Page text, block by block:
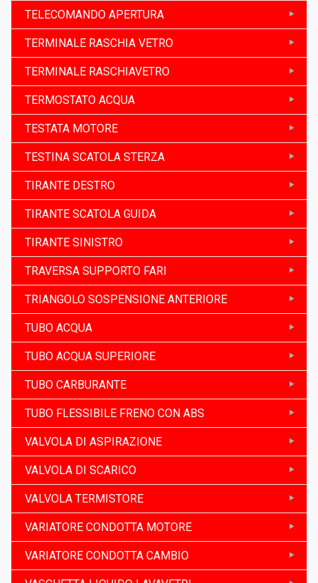
TELECOMANDO APERTURA
TERMINALE RASCHIA VETRO
TERMINALE RASCHIAVETRO
TERMOSTATO ACQUA
TESTATA MOTORE
TESTINA SCATOLA STERZA
TIRANTE DESTRO
TIRANTE SCATOLA GUIDA
TIRANTE SINISTRO
TRAVERSA SUPPORTO FARI
TRIANGOLO SOSPENSIONE ANTERIORE
TUBO ACQUA
TUBO ACQUA SUPERIORE
TUBO CARBURANTE
TUBO FLESSIBILE FRENO CON ABS
VALVOLA DI ASPIRAZIONE
VALVOLA DI SCARICO
VALVOLA TERMISTORE
VARIATORE CONDOTTA MOTORE
VARIATORE CONDOTTA CAMBIO